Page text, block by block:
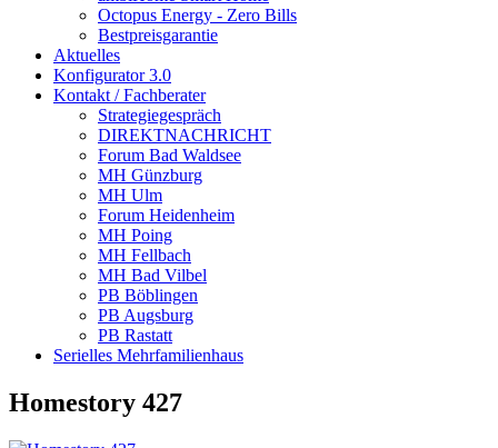
Octopus Energy - Zero Bills
Bestpreisgarantie
Aktuelles
Konfigurator 3.0
Kontakt / Fachberater
Strategiegespräch
DIREKTNACHRICHT
Forum Bad Waldsee
MH Günzburg
MH Ulm
Forum Heidenheim
MH Poing
MH Fellbach
MH Bad Vilbel
PB Böblingen
PB Augsburg
PB Rastatt
Serielles Mehrfamilienhaus
Homestory 427